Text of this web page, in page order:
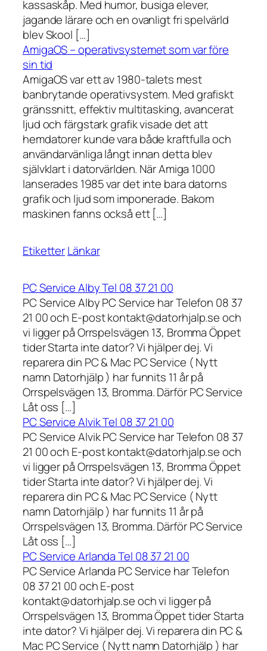
kassaskåp. Med humor, busiga elever,
jagande lärare och en ovanligt fri spelvärld
blev Skool […]
AmigaOS – operativsystemet som var före
sin tid
AmigaOS var ett av 1980-talets mest
banbrytande operativsystem. Med grafiskt
gränssnitt, effektiv multitasking, avancerat
ljud och färgstark grafik visade det att
hemdatorer kunde vara både kraftfulla och
användarvänliga långt innan detta blev
självklart i datorvärlden. När Amiga 1000
lanserades 1985 var det inte bara datorns
grafik och ljud som imponerade. Bakom
maskinen fanns också ett […]
EtiketterLänkar
PC Service Alby Tel 08 37 21 00
PC Service Alby PC Service har Telefon 08 37
21 00 och E-post kontakt@datorhjalp.se och
vi ligger på Orrspelsvägen 13, Bromma Öppet
tider Starta inte dator? Vi hjälper dej. Vi
reparera din PC & Mac PC Service ( Nytt
namn Datorhjälp ) har funnits 11 år på
Orrspelsvägen 13, Bromma. Därför PC Service
Låt oss […]
PC Service Alvik Tel 08 37 21 00
PC Service Alvik PC Service har Telefon 08 37
21 00 och E-post kontakt@datorhjalp.se och
vi ligger på Orrspelsvägen 13, Bromma Öppet
tider Starta inte dator? Vi hjälper dej. Vi
reparera din PC & Mac PC Service ( Nytt
namn Datorhjälp ) har funnits 11 år på
Orrspelsvägen 13, Bromma. Därför PC Service
Låt oss […]
PC Service Arlanda Tel 08 37 21 00
PC Service Arlanda PC Service har Telefon
08 37 21 00 och E-post
kontakt@datorhjalp.se och vi ligger på
Orrspelsvägen 13, Bromma Öppet tider Starta
inte dator? Vi hjälper dej. Vi reparera din PC &
Mac PC Service ( Nytt namn Datorhjälp ) har